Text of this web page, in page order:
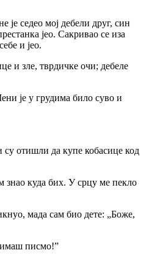
је седео мој дебели друг, син
јео. Сакривао се иза
и јео.
и зле, тврдичке очи; дебеле
је у грудима било суво и
су отишли да купе кобасице код
знао куда бих. У срцу ме пекло
мада сам био дете: „Боже,
писмо!”